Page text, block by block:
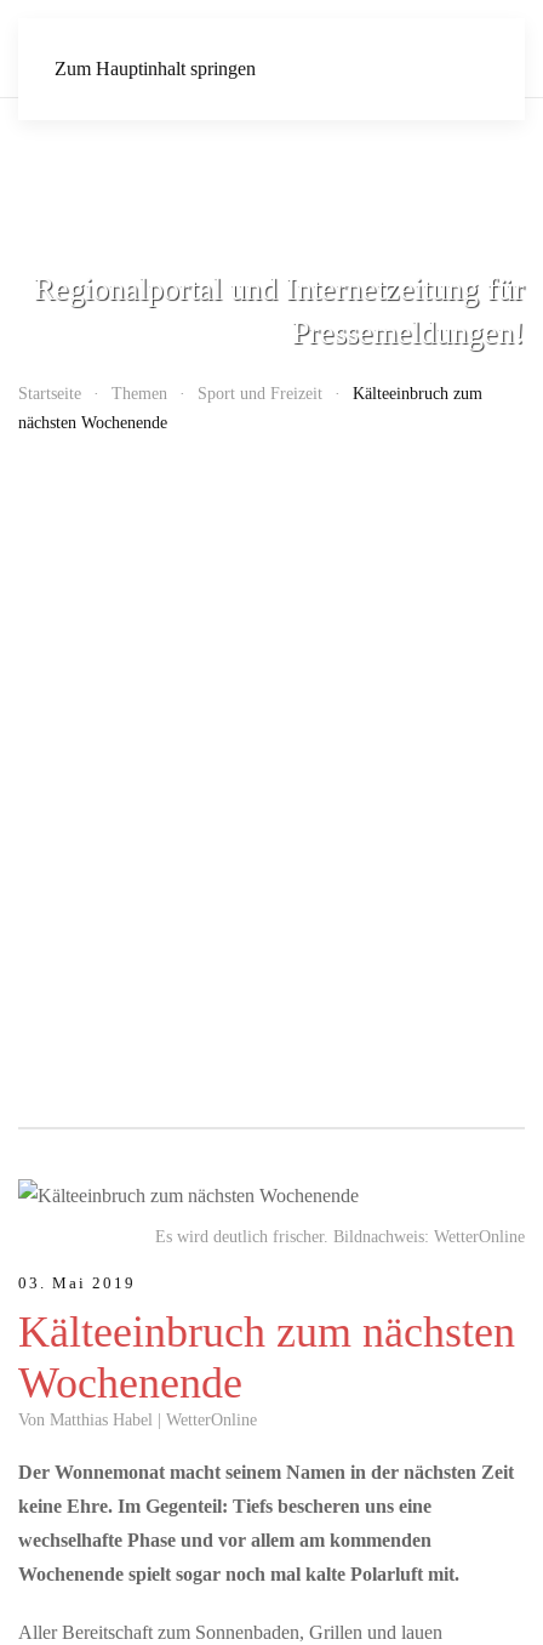
Zum Hauptinhalt springen
Regionalportal und Internetzeitung für
Pressemeldungen!
Startseite Themen Sport und Freizeit
Kälteeinbruch zum
nächsten Wochenende
Die Regio Basiliensis sagt JA zum Herzstück und zum
zentrale Vorhaben zur Vernetzung der Bahnnetze der Region
Region
Zivilgesellschaft haben heute gemeinsam ihre Unterstützung für
den Bahnknoten…
Es wird deutlich frischer. Bildnachweis: WetterOnline
03. Mai 2019
Kälteeinbruch zum nächsten
Wochenende
Von Matthias Habel | WetterOnline
Der Wonnemonat macht seinem Namen in der nächsten Zeit
keine Ehre. Im Gegenteil: Tiefs bescheren uns eine
wechselhafte Phase und vor allem am kommenden
Wochenende spielt sogar noch mal kalte Polarluft mit.
Aller Bereitschaft zum Sonnenbaden, Grillen und lauen